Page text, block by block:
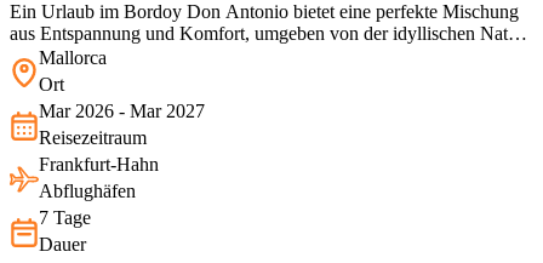
Ein Urlaub im Bordoy Don Antonio bietet eine perfekte Mischung
aus Entspannung und Komfort, umgeben von der idyllischen Natur
Mallorcas. Gäste genießen moderne Annehmlichkeiten,
ausgezeichneten Service und die Nähe zu traumhaften Stränden und
Mallorca
Ort
Mar 2026 - Mar 2027
Reisezeitraum
Frankfurt-Hahn
Abflughäfen
7 Tage
Dauer